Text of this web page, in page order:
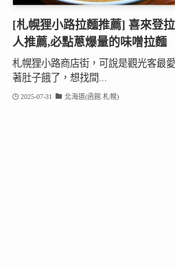
[札幌狸小路拉麵推薦] 喜來登
人推薦,必點蔥爆量的味噌拉麵
札幌狸小路商店街，可說是觀光客最
著肚子餓了，想找間...
2025-07-31 北海道(函館.札幌)